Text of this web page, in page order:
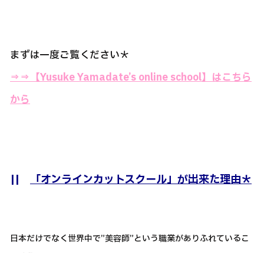
まずは一度ご覧ください＊
⇒⇒【Yusuke Yamadate’s online school】はこちら
から
|| 「オンラインカットスクール」が出来た理由＊
日本だけでなく世界中で”美容師”という職業がありふれているこ